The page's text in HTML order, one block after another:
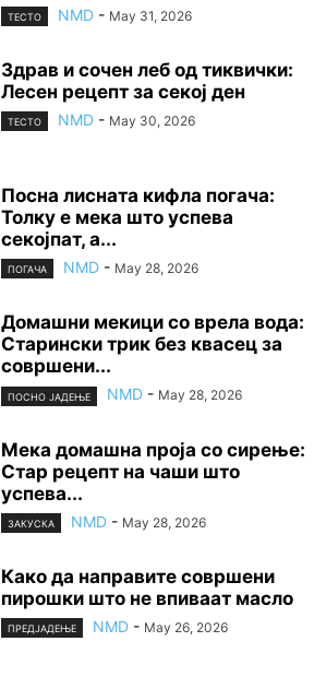
ТЕСТО NMD - May 31, 2026
Здрав и сочен леб од тиквички:
Лесен рецепт за секој ден
ТЕСТО NMD - May 30, 2026
Посна лисната кифла погача:
Толку е мека што успева
секојпат, а...
ПОГАЧА NMD - May 28, 2026
Домашни мекици со врела вода:
Старински трик без квасец за
совршени...
ПОСНО ЈАДЕЊЕ NMD - May 28, 2026
Мека домашна проја со сирење:
Стар рецепт на чаши што
успева...
ЗАКУСКА NMD - May 28, 2026
Како да направите совршени
пирошки што не впиваат масло
ПРЕДЈАДЕЊЕ NMD - May 26, 2026